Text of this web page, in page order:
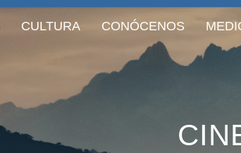
CULTURA CONÓCENOS